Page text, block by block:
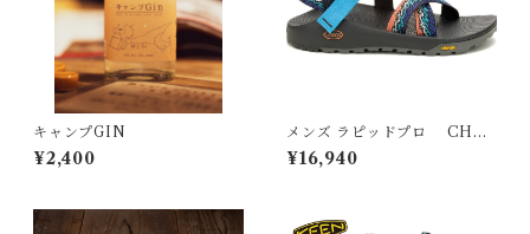
キャンプGIN
¥2,400
メンズ ラピッドプロ CHA
CO チャコ
¥16,940